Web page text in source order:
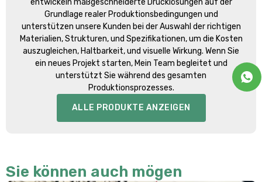
entwickeln maßgeschneiderte Drucklösungen auf der
Grundlage realer Produktionsbedingungen und
unterstützen unsere Kunden bei der Auswahl der richtigen
Materialien, Strukturen, und Spezifikationen, um die Kosten
auszugleichen, Haltbarkeit, und visuelle Wirkung. Wenn Sie
ein neues Projekt starten, Mein Team begleitet und
unterstützt Sie während des gesamten
Produktionsprozesses.
ALLE PRODUKTE ANZEIGEN
Sie können auch mögen